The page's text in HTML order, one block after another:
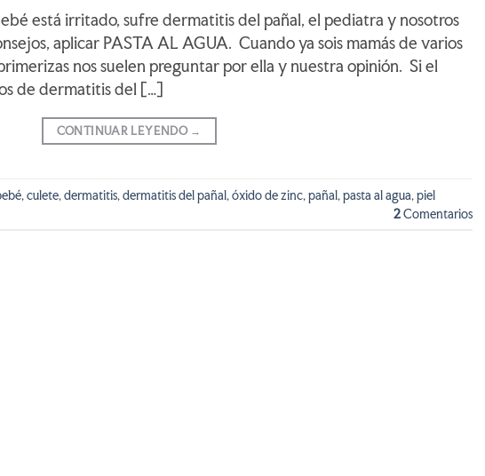
está irritado, sufre dermatitis del pañal, el pediatra y nosotros
aplicar PASTA AL AGUA. Cuando ya sois mamás de varios
nos suelen preguntar por ella y nuestra opinión. Si el
de dermatitis del […]
CONTINUAR LEYENDO →
, culete, dermatitis, dermatitis del pañal, óxido de zinc, pañal, pasta al agua, piel
2Comentarios